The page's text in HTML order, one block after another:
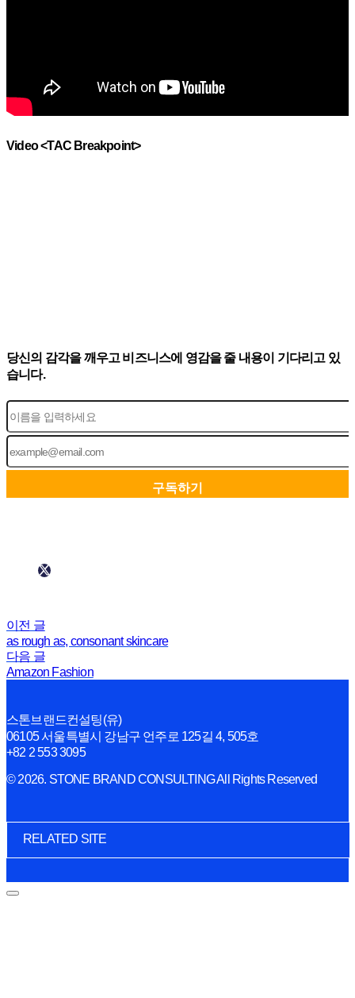
Video <TAC Breakpoint>
당신의 감각을 깨우고 비즈니스에 영감을 줄 내용이 기다리고 있
습니다.
이전 글
as rough as, consonant skincare
다음 글
Amazon Fashion
스톤브랜드컨설팅(유)
06105 서울특별시 강남구 언주로 125길 4, 505호
+82 2 553 3095
© 2026. STONE BRAND CONSULTING All Rights Reserved
RELATED SITE